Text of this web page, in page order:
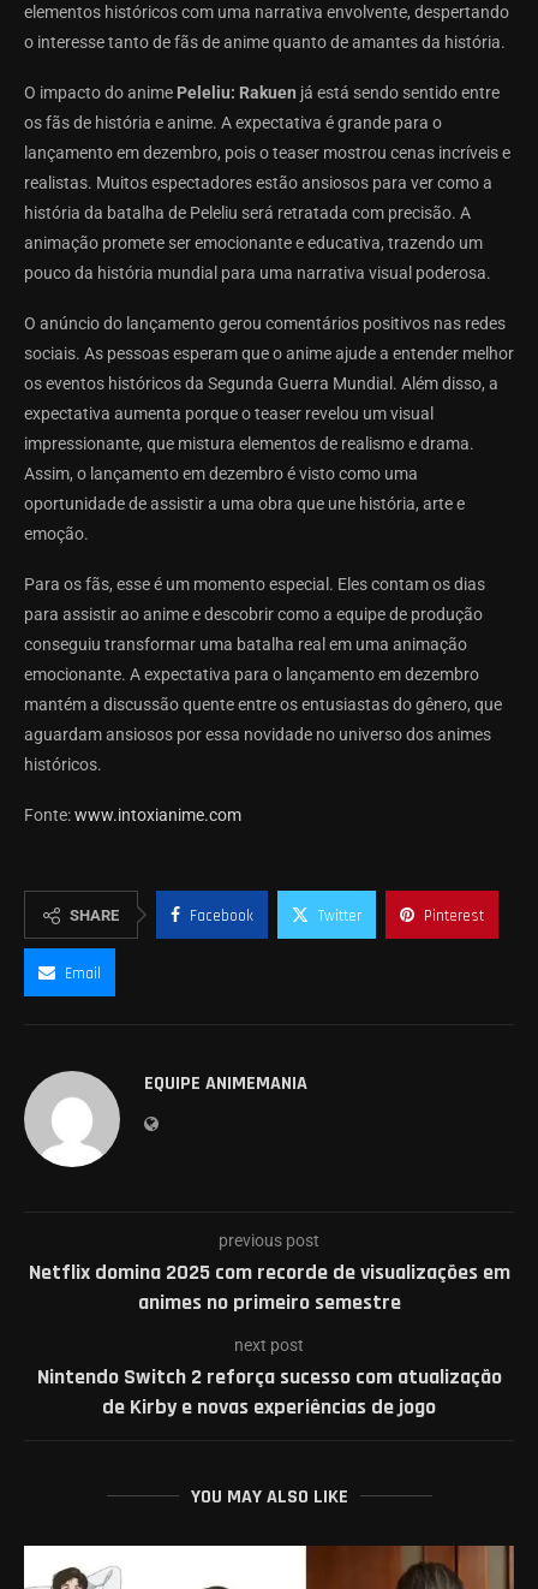
elementos históricos com uma narrativa envolvente, despertando
o interesse tanto de fãs de anime quanto de amantes da história.
O impacto do anime Peleliu: Rakuen já está sendo sentido entre
os fãs de história e anime. A expectativa é grande para o
lançamento em dezembro, pois o teaser mostrou cenas incríveis e
realistas. Muitos espectadores estão ansiosos para ver como a
história da batalha de Peleliu será retratada com precisão. A
animação promete ser emocionante e educativa, trazendo um
pouco da história mundial para uma narrativa visual poderosa.
O anúncio do lançamento gerou comentários positivos nas redes
sociais. As pessoas esperam que o anime ajude a entender melhor
os eventos históricos da Segunda Guerra Mundial. Além disso, a
expectativa aumenta porque o teaser revelou um visual
impressionante, que mistura elementos de realismo e drama.
Assim, o lançamento em dezembro é visto como uma
oportunidade de assistir a uma obra que une história, arte e
emoção.
Para os fãs, esse é um momento especial. Eles contam os dias
para assistir ao anime e descobrir como a equipe de produção
conseguiu transformar uma batalha real em uma animação
emocionante. A expectativa para o lançamento em dezembro
mantém a discussão quente entre os entusiastas do gênero, que
aguardam ansiosos por essa novidade no universo dos animes
históricos.
Fonte:www.intoxianime.com
SHARE Facebook Twitter Pinterest
Email
EQUIPE ANIMEMANIA
previous post
Netflix domina 2025 com recorde de visualizações em
animes no primeiro semestre
next post
Nintendo Switch 2 reforça sucesso com atualização
de Kirby e novas experiências de jogo
YOU MAY ALSO LIKE